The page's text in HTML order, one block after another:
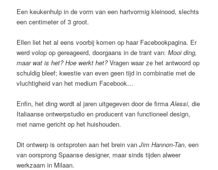
Een keukenhulp in de vorm van een hartvormig kleinood, slechts
een centimeter of 3 groot.
Ellen liet het al eens voorbij komen op haar Facebookpagina. Er
werd volop op gereageerd, doorgaans in de trant van:Mooi ding,
maar wat is het? Hoe werkt het?Vragen waar ze het antwoord op
schuldig bleef; kwestie van even geen tijd in combinatie met de
vluchtigheid van het medium Facebook…
Enfin, het ding wordt al jaren uitgegeven door de firmaAlessi, die
Italiaanse ontwerpstudio en producent van functioneel design,
met name gericht op het huishouden.
Dit ontwerp is ontsproten aan het brein van Jim Hannon-Tan, een
van oorsprong Spaanse designer, maar sinds tijden alweer
werkzaam in Milaan.